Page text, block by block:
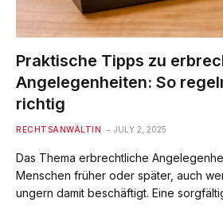
Praktische Tipps zu
Angelegenheiten: So
richtig
RECHTSANWÄLTIN JULY 2, 2025
Das Thema erbrechtliche
Menschen früher oder später, auch
ungern damit beschäftigt. Eine